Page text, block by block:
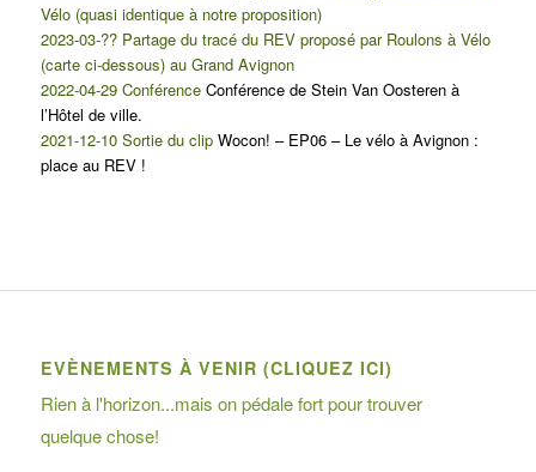
Vélo (quasi identique à notre proposition)
2023-03-?? Partage du tracé du REV proposé par Roulons à Vélo
(carte ci-dessous) au Grand Avignon
2022-04-29 Conférence Conférence de Stein Van Oosteren à
l’Hôtel de ville.
2021-12-10 Sortie du clip Wocon! – EP06 – Le vélo à Avignon :
place au REV !
EVÈNEMENTS À VENIR (CLIQUEZ ICI)
Rien à l'horizon...mais on pédale fort pour trouver
quelque chose!